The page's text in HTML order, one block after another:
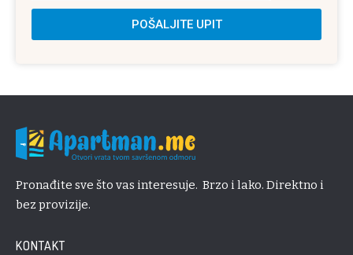
POŠALJITE UPIT
Pronađite sve što vas interesuje. Brzo i lako. Direktno i
bez provizije.
KONTAKT